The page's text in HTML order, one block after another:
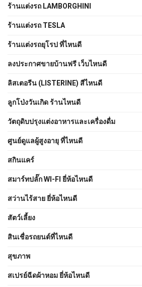
ร้านแต่งรถ LAMBORGHINI
ร้านแต่งรถ TESLA
ร้านแต่งรถยุโรป ที่ไหนดี
ลงประกาศขายบ้านฟรี เว็บไหนดี
ลิสเตอรีน (LISTERINE) สีไหนดี
ลูกโป่งวันเกิด ร้านไหนดี
วัตถุดิบปรุงแต่งอาหารและเครื่องดื่ม
ศูนย์ดูแลผู้สูงอายุ ที่ไหนดี
สกินแคร์
สมาร์ทปลั๊ก WI-FI ยี่ห้อไหนดี
สว่านไร้สาย ยี่ห้อไหนดี
สัตว์เลี้ยง
สินเชื่อรถยนต์ที่ไหนดี
สุขภาพ
สเปรย์ฉีดผ้าหอม ยี่ห้อไหนดี